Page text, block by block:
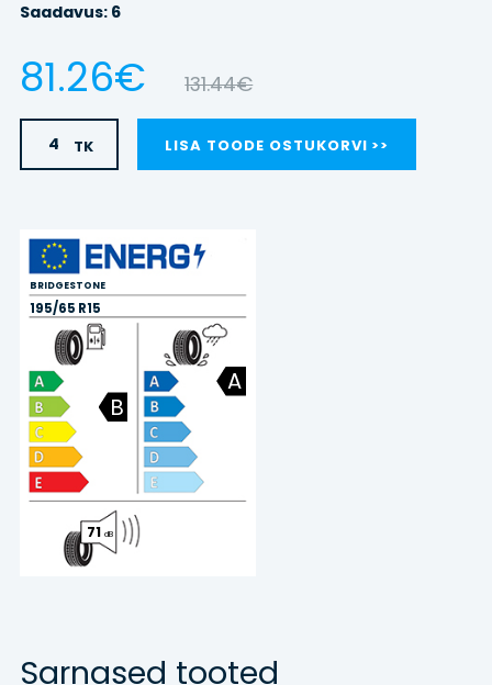
Saadavus: 6
81.26€ 131.44€
TK LISA TOODE OSTUKORVI
BRIDGESTONE
195/65 R15
B
A
71dB
Sarnased tooted